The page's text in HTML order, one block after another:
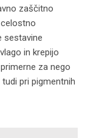
zaščitno
sestavine
in krepijo
za nego
pri pigmentnih